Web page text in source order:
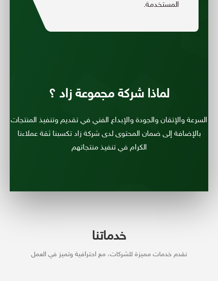
المستخدمة.
لماذا شركة مجموعة زاد ؟
السرعة والإتقان والجودة والإبداع الفني في تقديم وتنفيذ المنتجات
بالإضافة إلى ضمان المحتوى لدى شركة زاد تكسبنا ثقة عملاءنا
الكرام في تنفيذ منتجاتهم
خدماتنا
نقدم خدمات مميزة للشركات، مع احترافية وتميز في العمل